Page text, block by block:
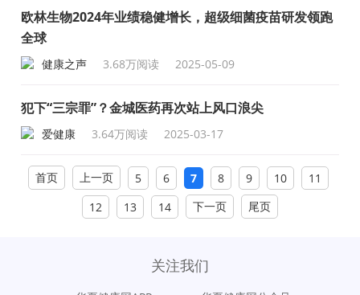
欧林生物2024年业绩稳健增长，超级细菌疫苗研发领跑
全球
健康之声 3.68万阅读 2025-05-09
犯下“三宗罪”？金城医药再次站上风口浪尖
爱健康 3.64万阅读 2025-03-17
首页 上一页 5 6 7 8 9 10
11
12
13 14 下一页 尾页
关注我们